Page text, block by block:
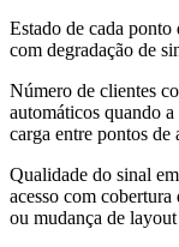
Estado de cada
com degradação de
Número de clientes
automáticos quando
carga entre pontos de
Qualidade do sinal
acesso com
ou mudança de